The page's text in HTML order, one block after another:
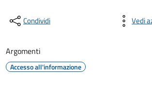
Condividi Vedi
Argomenti
Accesso all'informazione